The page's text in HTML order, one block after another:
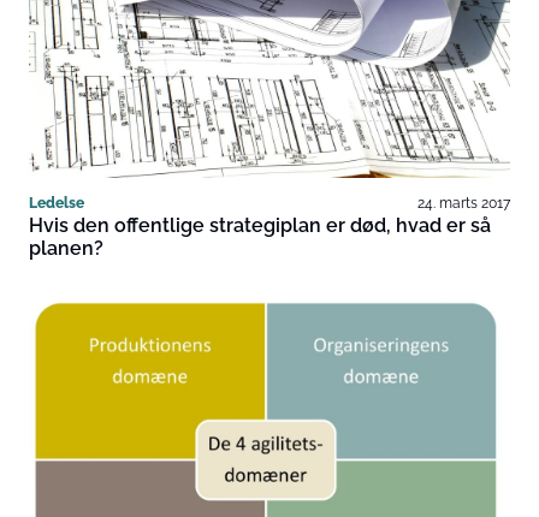
Ledelse 24. marts 2017
Hvis den offentlige strategiplan er død, hvad er så
planen?